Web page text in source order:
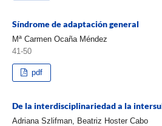
Síndrome de adaptación general
Mª Carmen Ocaña Méndez
41-50
pdf
De la interdisciplinariedad a la
Adriana Szlifman, Beatriz Hoster Cabo